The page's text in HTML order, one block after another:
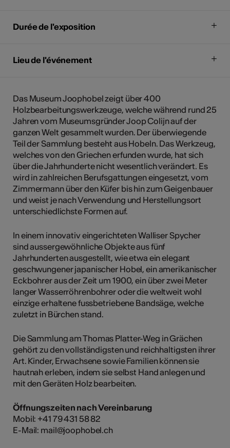
Durée de l'exposition
Lieu de l'événement
Das Museum Joophobel zeigt über 400
Holzbearbeitungswerkzeuge, welche während rund 25
Jahren vom Museumsgründer Joop Colijn auf der
ganzen Welt gesammelt wurden. Der überwiegende
Teil der Sammlung besteht aus Hobeln. Das Werkzeug,
welches von den Griechen erfunden wurde, hat sich
über die Jahrhunderte nicht wesentlich verändert. Es
wird in zahlreichen Berufsgattungen eingesetzt, vom
Zimmermann über den Küfer bis hin zum Geigenbauer
und weist je nach Verwendung und Herstellungsort
unterschiedlichste Formen auf.
In einem innovativ eingerichteten Walliser Spycher
sind aussergewöhnliche Objekte aus fünf
Jahrhunderten ausgestellt, wie etwa ein elegant
geschwungener japanischer Hobel, ein amerikanischer
Eckbohrer aus der Zeit um 1900, ein über zwei Meter
langer Wasserröhrenbohrer oder die weltweit wohl
einzige erhaltene fussbetriebene Bandsäge, welche
zuletzt in Bürchen stand.
Die Sammlung am Thomas Platter-Weg in Grächen
gehört zu den vollständigsten und reichhaltigsten ihrer
Art. Kinder, Erwachsene sowie Familien können sie
hautnah erleben, indem sie selbst Hand anlegen und
mit den Geräten Holz bearbeiten.
Öffnungszeiten nach Vereinbarung
Mobil: +41 79 431 58 82
E-Mail: mail@joophobel.ch